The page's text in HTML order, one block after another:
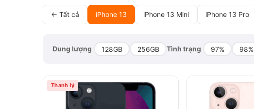
← Tất cả iPhone 13 iPhone 13 Mini iPhone 13 Pro
Dung lượng 128GB 256GB Tình trạng 97% 98%
Thanh lý